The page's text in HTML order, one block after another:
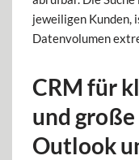
jeweiligen Kunden,
Datenvolumen
CRM für
und
Outlook